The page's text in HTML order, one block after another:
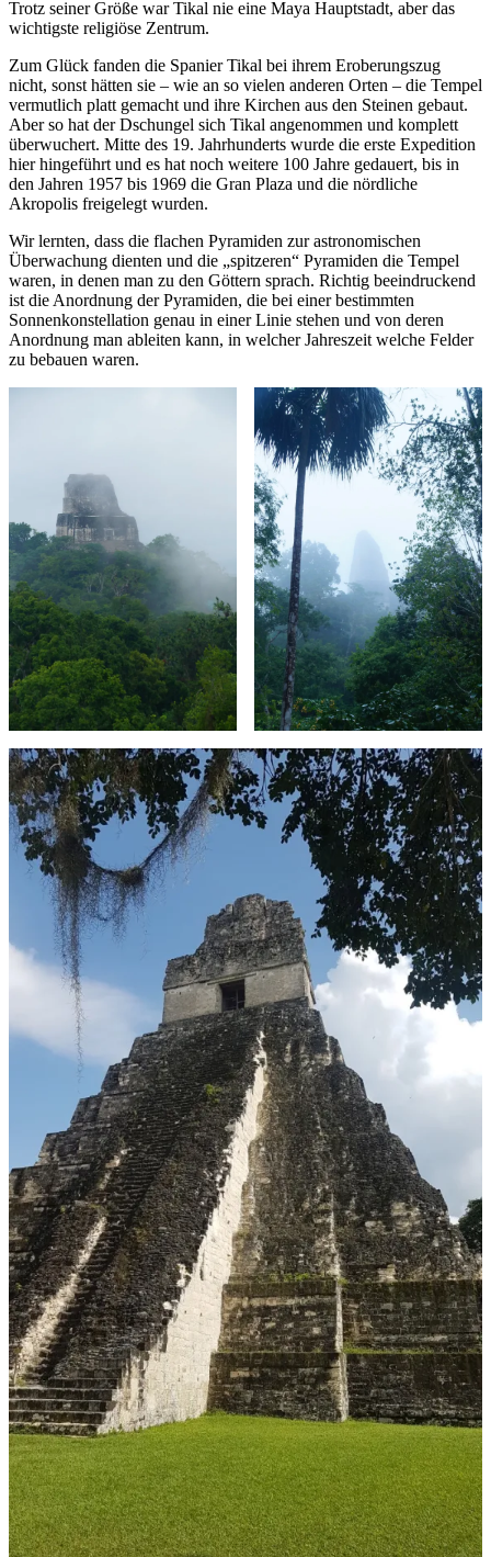
Trotz seiner Größe war Tikal nie eine Maya Hauptstadt, aber das
wichtigste religiöse Zentrum.
Zum Glück fanden die Spanier Tikal bei ihrem Eroberungszug
nicht, sonst hätten sie – wie an so vielen anderen Orten – die Tempel
vermutlich platt gemacht und ihre Kirchen aus den Steinen gebaut.
Aber so hat der Dschungel sich Tikal angenommen und komplett
überwuchert. Mitte des 19. Jahrhunderts wurde die erste Expedition
hier hingeführt und es hat noch weitere 100 Jahre gedauert, bis in
den Jahren 1957 bis 1969 die Gran Plaza und die nördliche
Akropolis freigelegt wurden.
Wir lernten, dass die flachen Pyramiden zur astronomischen
Überwachung dienten und die „spitzeren“ Pyramiden die Tempel
waren, in denen man zu den Göttern sprach. Richtig beeindruckend
ist die Anordnung der Pyramiden, die bei einer bestimmten
Sonnenkonstellation genau in einer Linie stehen und von deren
Anordnung man ableiten kann, in welcher Jahreszeit welche Felder
zu bebauen waren.